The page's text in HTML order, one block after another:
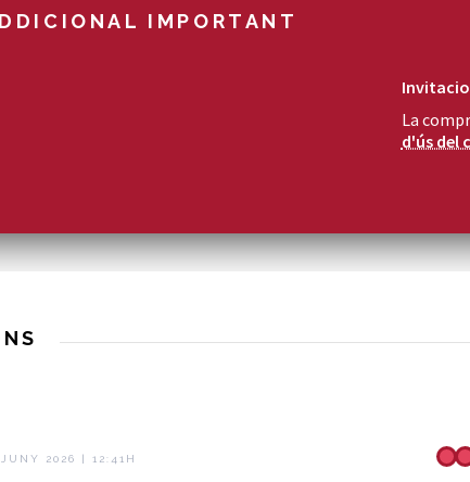
IMPORTANT
La
d'ús del
JUNY 2026 | 12:41H